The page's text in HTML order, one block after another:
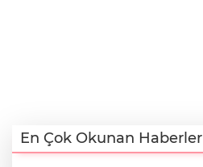
En Çok Okunan Haberler